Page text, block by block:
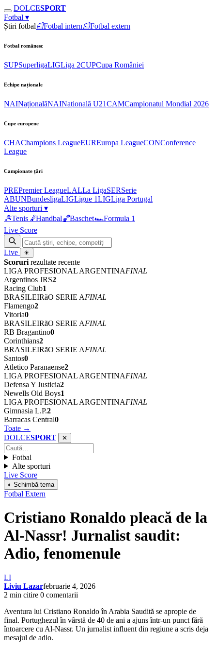
DOLCESPORT
Fotbal ▾
Știri fotbal📰Fotbal intern📰Fotbal extern
Fotbal românesc
SUPSuperligaLIGLiga 2CUPCupa României
Echipe naționale
NAINaționalăNAINațională U21CAMCampionatul Mondial 2026
Cupe europene
CHAChampions LeagueEUREuropa LeagueCONConference
League
Campionate țări
PREPremier LeagueLALLa LigaSERSerie
ABUNBundesligaLIGLigue 1LIGLiga Portugal
Alte sporturi ▾
🎾Tenis 🤾Handbal🏀Baschet🏎Formula 1
Live Score
Live ☀
Scoruri rezultate recente
LIGA PROFESIONAL ARGENTINAFINAL
Argentinos JRS2
Racing Club1
BRASILEIRãO SERIE AFINAL
Flamengo2
Vitoria0
BRASILEIRãO SERIE AFINAL
RB Bragantino0
Corinthians2
BRASILEIRãO SERIE AFINAL
Santos0
Atletico Paranaense2
LIGA PROFESIONAL ARGENTINAFINAL
Defensa Y Justicia2
Newells Old Boys1
LIGA PROFESIONAL ARGENTINAFINAL
Gimnasia L.P.2
Barracas Central0
Toate →
DOLCESPORT ✕
Fotbal
Alte sporturi
Live Score
◐ Schimbă tema
Fotbal Extern
Cristiano Ronaldo pleacă de la
Al-Nassr! Jurnalist saudit:
Adio, fenomenule
LI
Liviu Lazarfebruarie 4, 2026
2 min citire 0 comentarii
Aventura lui Cristiano Ronaldo în Arabia Saudită se apropie de
final. Portughezul în vârstă de 40 de ani a ajuns într-un punct fără
întoarcere cu Al-Nassr. Un jurnalist influent din regiune a scris deja
mesajul de adio.